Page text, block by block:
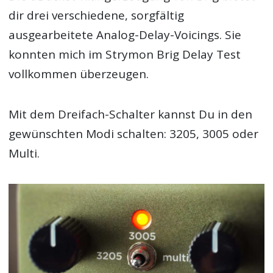
dir drei verschiedene, sorgfältig
ausgearbeitete Analog-Delay-Voicings. Sie
konnten mich im Strymon Brig Delay Test
vollkommen überzeugen.
Mit dem Dreifach-Schalter kannst Du in den
gewünschten Modi schalten: 3205, 3005 oder
Multi.